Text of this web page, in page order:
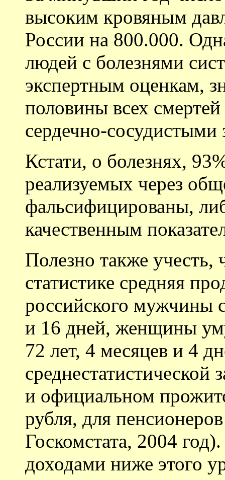
высоким кровяным
России на 800.000.
людей с болезнями
экспертным оценкам,
половины всех
сердечно-сосудистыми
Кстати, о болезнях,
реализуемых через
фальсифицированы,
качественным
Полезно также учесть,
статистике средняя
российского мужчины
и 16 дней, женщины
72 лет, 4 месяцев и 4
среднестатистической
и официальном
рубля, для
Госкомстата, 2004
доходами ниже этого